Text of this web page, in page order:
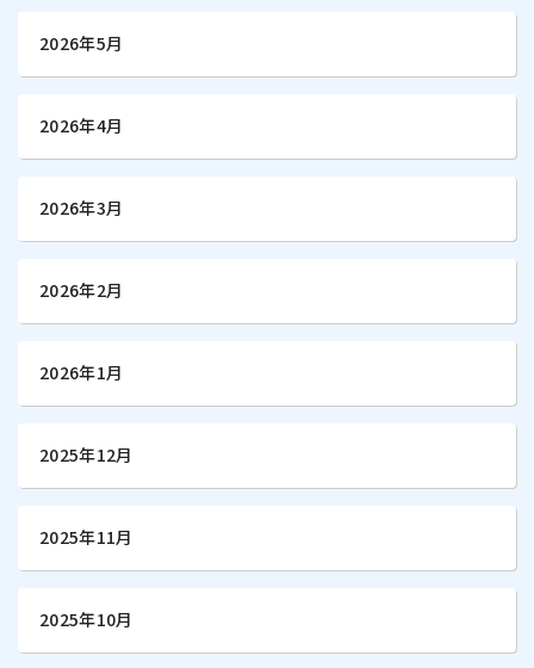
2026年5月
2026年4月
2026年3月
2026年2月
2026年1月
2025年12月
2025年11月
2025年10月